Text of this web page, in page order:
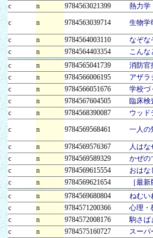
c
n 9784563021399 熱力学
c
n 9784563039714 生物学
c n 9784564003110 なぞな
c
n 9784564403354 こんな
c
n 9784565041739 消防官
c
n 9784566006195 アザラ
c
n 9784566051676 学校づ
c
n 9784567604505 臨床検
c
n 9784568390087 ウッド
c
n 9784569568461 一人の
c n 9784569576367 人は
c
n 9784569589329 かぜの
c
n 9784569615554 おはな
c
n 9784569621654 ［最
c
n 9784569680804 ねむい
c
n 9784571200366 心理・
c
n 9784572008176 駒さば
c
n 9784575160727 スーパ